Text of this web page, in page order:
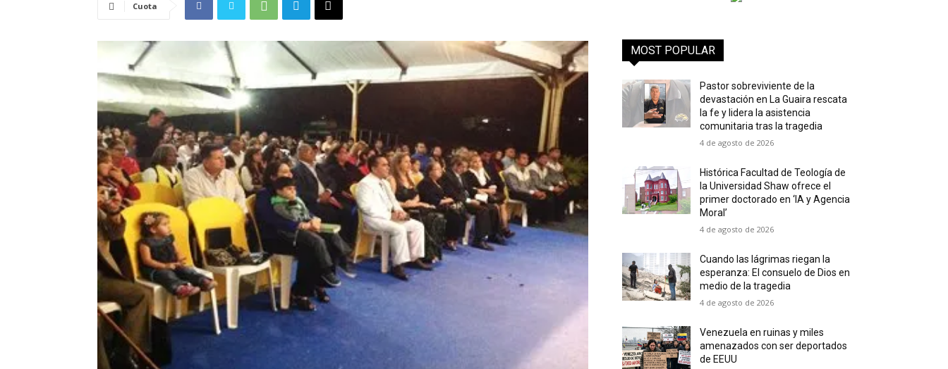
Cuota
MOST POPULAR
Pastor sobreviviente de la
devastación en La Guaira rescata
la fe y lidera la asistencia
comunitaria tras la tragedia
4 de agosto de 2026
Histórica Facultad de Teología de
la Universidad Shaw ofrece el
primer doctorado en ‘IA y Agencia
Moral’
4 de agosto de 2026
Cuando las lágrimas riegan la
esperanza: El consuelo de Dios en
medio de la tragedia
4 de agosto de 2026
Venezuela en ruinas y miles
amenazados con ser deportados
de EEUU